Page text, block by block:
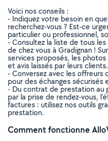
Voici nos conseils :
- Indiquez votre besoin en
recherchez-vous ? Est-ce
particulier ou professionnel,
- Consultez la liste de tous
de chez vous à Gradignan !
services proposés, les
et avis laissés par leurs clients.
- Conversez avec les offreurs
pour des échanges sécurisés
- Du contrat de prestation au
par la prise de rendez-vous,
factures : utilisez nos outils
prestation.
Comment fonctionne